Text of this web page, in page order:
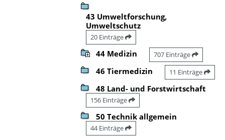
43 Umweltforschung,
Umweltschutz
20 Einträge
44 Medizin 707 Einträge
46 Tiermedizin 11 Einträge
48 Land- und Forstwirtschaft
156 Einträge
50 Technik allgemein
44 Einträge